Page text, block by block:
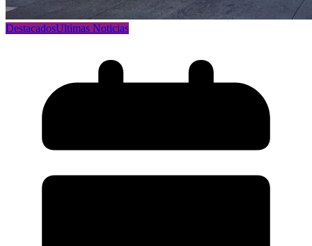
DestacadosUltimas Noticias